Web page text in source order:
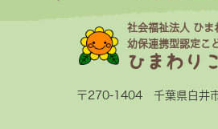
社会福祉法人 ひま
幼保連携型認定こ
ひまわり
〒270-1404 千葉県白井